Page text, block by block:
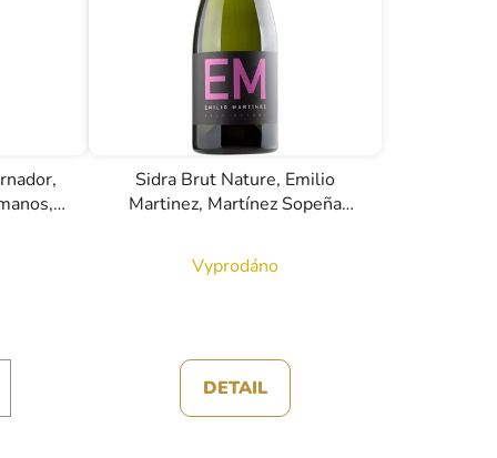
Sidra Brut Nature, Emilio
Martinez, Martínez Sopeña
Vyprodáno
DETAIL